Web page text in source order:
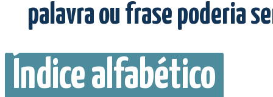
palavra ou frase poderia
Índice alfabético